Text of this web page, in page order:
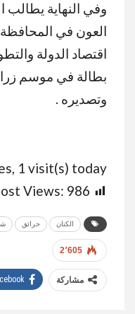
وفي النهاية يطالب
العون في
اقتصاد الدولة
بطالة في موسم
وتصديره .
1 visit(s) today
Views: 986
الكتان حرائق
2٬605
مشاركة